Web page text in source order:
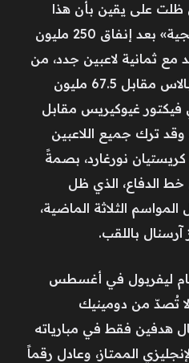
ظلت على يقين بأن هذا
العام سيكون عام «المدفعجية» بعد إنفاق 250 مليون
مع ثمانية لاعبين جدد، من
بينهم إيزي من كريستال بالاس مقابل 67.5 مليون
فيكتور غيوكيريس مقابل
وقد ترك جميع اللاعبين
كريستيان نورغارد، بصمةً
الدفاع، الذي ظل
الثلاثة الماضية،
باللقب.
ليفربول في أغسطس
تُصدّ من دومينيك
هدفين فقط في مبارياته
الممتاز، وعادل رقماً